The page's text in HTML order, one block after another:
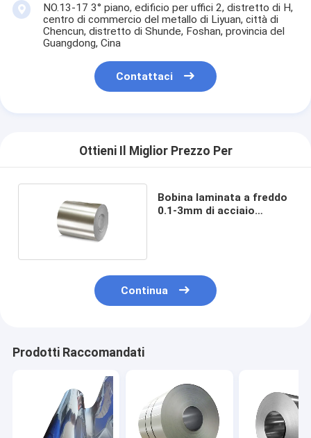
NO.13-17 3° piano, edificio per uffici 2, distretto di H,
centro di commercio del metallo di Liyuan, città di
Chencun, distretto di Shunde, Foshan, provincia del
Guangdong, Cina
Contattaci
Ottieni Il Miglior Prezzo Per
Bobina laminata a freddo
0.1-3mm di acciaio
Continua
Prodotti Raccomandati